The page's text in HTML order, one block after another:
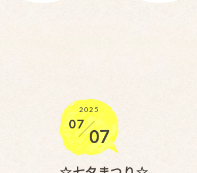
2025
07／07